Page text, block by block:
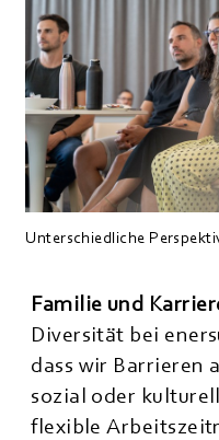
Unterschiedliche
Familie und
Diversität bei
dass wir Barrieren
sozial oder
flexible